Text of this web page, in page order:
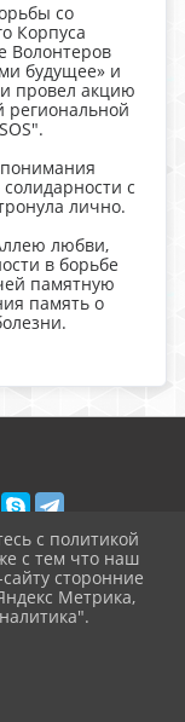
со
Корпуса
Волонтеров
будущее» и
провел акцию
региональной
с
лично.
любви,
в борьбе
памятную
память о
с политикой
с тем что наш
сторонние
Метрика,